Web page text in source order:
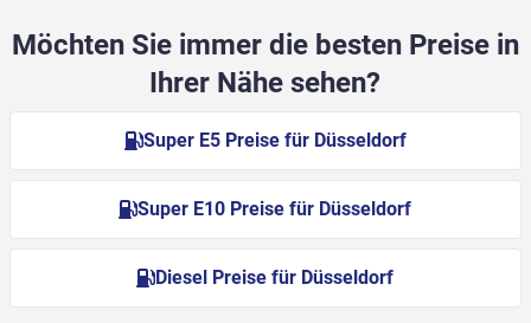
Möchten Sie immer die besten Preise in
Ihrer Nähe sehen?
Super E5 Preise für Düsseldorf
Super E10 Preise für Düsseldorf
Diesel Preise für Düsseldorf